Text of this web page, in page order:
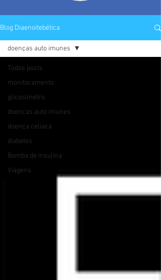
Blog Diaenoitebética
Todos posts
monitoramento
glicosímetro
doenças auto imunes
doença celíaca
diabetes
Bomba de insulina
Viagens
doenças auto imunes